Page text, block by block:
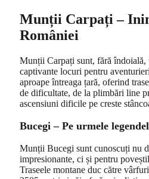
Munții Carpați –
României
Munții Carpați sunt, fără îndoială,
captivante locuri pentru
aproape întreaga țară, oferind
de dificultate, de la plimbări line
ascensiuni dificile pe creste
Bucegi – Pe urmele
Munții Bucegi sunt cunoscuți nu
impresionante, ci și pentru
Traseele montane duc către